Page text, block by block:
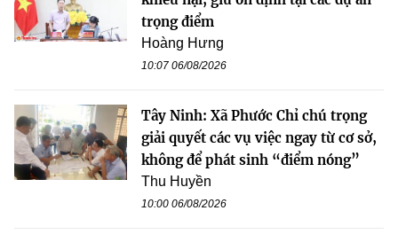
trọng điểm
Hoàng Hưng
10:07 06/08/2026
Tây Ninh: Xã Phước Chỉ chú trọng
giải quyết các vụ việc ngay từ cơ sở,
không để phát sinh “điểm nóng”
Thu Huyền
10:00 06/08/2026